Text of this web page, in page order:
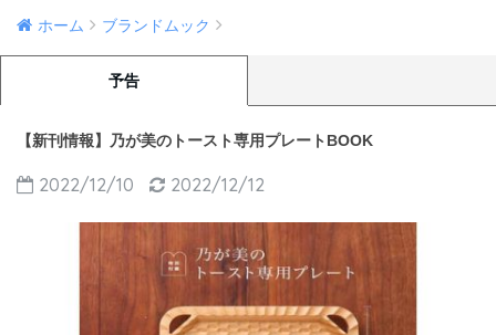
ホーム ブランドムック
予告
【新刊情報】乃が美のトースト専用プレートBOOK
2022/12/10 2022/12/12